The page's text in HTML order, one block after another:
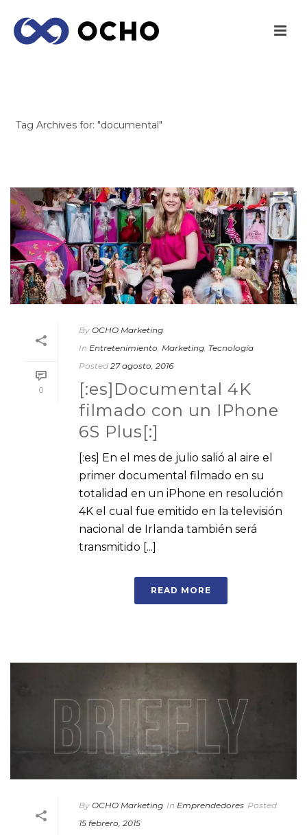
Tag Archives for: "documental"
0
By OCHO Marketing
In Entretenimiento Marketing Tecnología
Posted 27 agosto, 2016
[:es]Documental 4K
filmado con un IPhone
6S Plus[:]
[:es] En el mes de julio salió al aire el
primer documental filmado en su
totalidad en un iPhone en resolución
4K el cual fue emitido en la televisión
nacional de Irlanda también será
transmitido [...]
READ MORE
By OCHO Marketing In Emprendedores Posted
15 febrero, 2015